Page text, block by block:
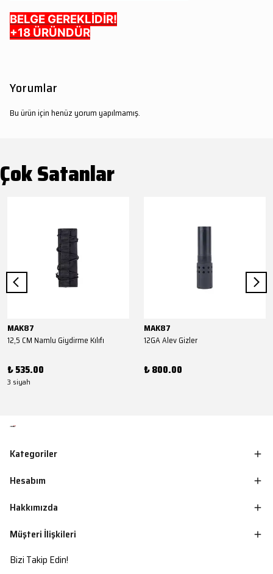
BELGE GEREKLİDİR!
+18 ÜRÜNDÜR
Yorumlar
Bu ürün için henüz yorum yapılmamış.
Çok Satanlar
MAK87
12,5 CM Namlu Giydirme Kılıfı
₺ 535.00
3 siyah
MAK87
12GA Alev Gizler
₺ 800.00
Kategoriler
Hesabım
Hakkımızda
Müşteri İlişkileri
Bizi Takip Edin!